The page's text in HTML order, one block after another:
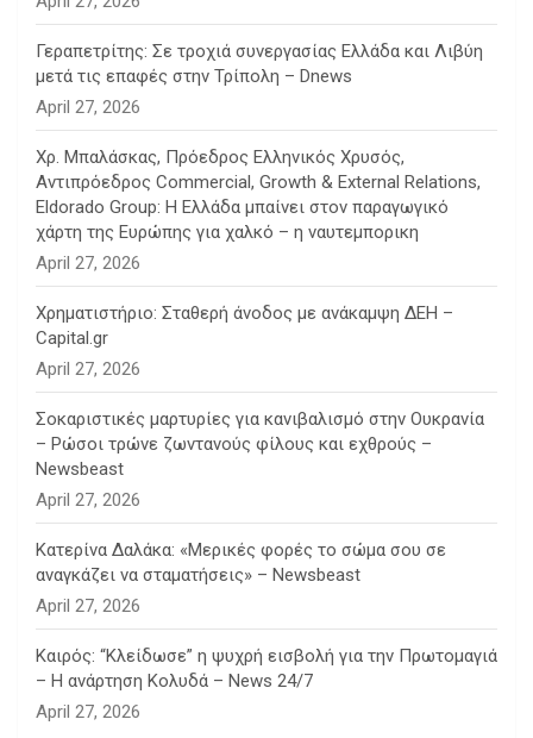
Γεραπετρίτης: Σε τροχιά συνεργασίας Ελλάδα και Λιβύη
μετά τις επαφές στην Τρίπολη – Dnews
April 27, 2026
Χρ. Μπαλάσκας, Πρόεδρος Ελληνικός Χρυσός,
Αντιπρόεδρος Commercial, Growth & External Relations,
Eldorado Group: Η Ελλάδα μπαίνει στον παραγωγικό
χάρτη της Ευρώπης για χαλκό – η ναυτεμπορικη
April 27, 2026
Χρηματιστήριο: Σταθερή άνοδος με ανάκαμψη ΔΕΗ –
Capital.gr
April 27, 2026
Σοκαριστικές μαρτυρίες για κανιβαλισμό στην Ουκρανία
– Ρώσοι τρώνε ζωντανούς φίλους και εχθρούς –
Newsbeast
April 27, 2026
Κατερίνα Δαλάκα: «Μερικές φορές το σώμα σου σε
αναγκάζει να σταματήσεις» – Newsbeast
April 27, 2026
Καιρός: “Κλείδωσε” η ψυχρή εισβολή για την Πρωτομαγιά
– Η ανάρτηση Κολυδά – News 24/7
April 27, 2026